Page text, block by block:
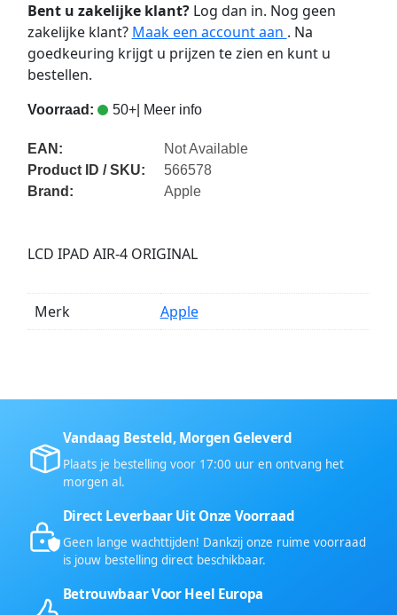
Bent u zakelijke klant?Log dan in. Nog geen
zakelijke klant? Maak een account aan . Na
goedkeuring krijgt u prijzen te zien en kunt u
bestellen.
Voorraad: 50+| Meer info
EAN:
Not Available
Product ID / SKU:
566578
Brand:
Apple
LCD IPAD AIR-4 ORIGINAL
Merk Apple
Vandaag Besteld, Morgen Geleverd
Plaats je bestelling voor 17:00 uur en ontvang het
morgen al.
Direct Leverbaar Uit Onze Voorraad
Geen lange wachttijden! Dankzij onze ruime voorraad
is jouw bestelling direct beschikbaar.
Betrouwbaar Voor Heel Europa